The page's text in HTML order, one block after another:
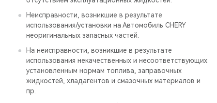
Неисправности, возникшие в результате
использования/установки на Автомобиль CHERY
неоригинальных запасных частей.
На неисправности, возникшие в результате
использования некачественных и несоответствующих
установленным нормам топлива, заправочных
жидкостей, хладагентов и смазочных материалов и
пр.